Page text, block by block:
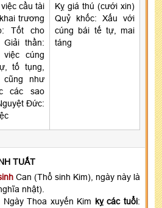
cầu tài
trương
Tốt cho
Giải thần:
cúng
tố tụng,
cũng như
các sao
Đức:
Kỵ giá thú (cưới xin)
Quỷ khốc: Xấu với
cúng bái tế tự, mai
táng
TUẤT
Can (Thổ sinh Kim), ngày này là
nhật).
Thoa xuyến Kim kỵ các tuổi: